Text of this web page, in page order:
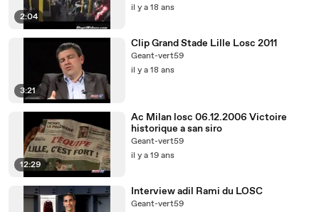
2:04
il y a 18 ans
3:21
Clip Grand Stade Lille Losc 2011
Geant-vert59
il y a 18 ans
12:29
Ac Milan losc 06.12.2006 Victoire
historique a san siro
Geant-vert59
il y a 19 ans
Interview adil Rami du LOSC
Geant-vert59